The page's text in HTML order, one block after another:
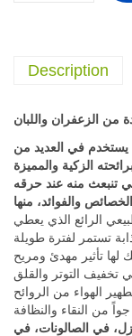
Description
من الزعفران واللبان
يستخدم في العديد من
الزكية والمميزة
الرائع الذي يعطي
تستمر لفترة طويلة
لها تأثير مهدئ ومريح
تخفيف التوتر والقلق
الهواء من الروائح
جواً من النقاء والنظافة
في الصالونات، في